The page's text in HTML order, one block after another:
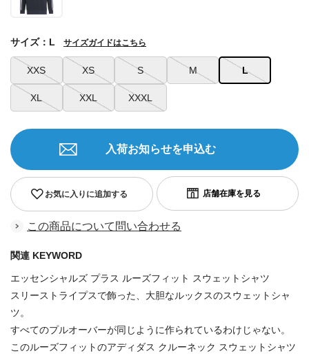
XXS XS S M L
XL XXL XXXL
サイズ：L サイズガイドはこちら
お気に入りに追加する
入荷お知らせを申込む
この商品について問い合わせる
関連 KEYWORD
エッセンシャルズ プラス ルーズフィット スウェットシャツ
スリーストライプスで飾った、大胆なルックスのスウェットシャ
ツ。
すべてのプルオーバーが同じように作られているわけじゃない。
このルーズフィットのアディダス クルーネック スウェットシャツ